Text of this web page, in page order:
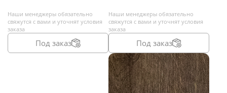
Под заказ
Наши менеджеры обязательно
свяжутся с вами и уточнят условия
заказа
Под заказ
Наши менеджеры обязательно
свяжутся с вами и уточнят условия
заказа